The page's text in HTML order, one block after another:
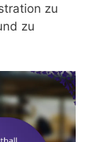
zu
zu